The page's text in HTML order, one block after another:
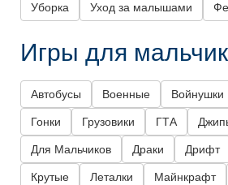
Уборка Уход за малышами
Игры для
Автобусы Военные Войнушки
Гонки Грузовики ГТА
Для Мальчиков Драки Дрифт
Крутые Леталки Майнкрафт